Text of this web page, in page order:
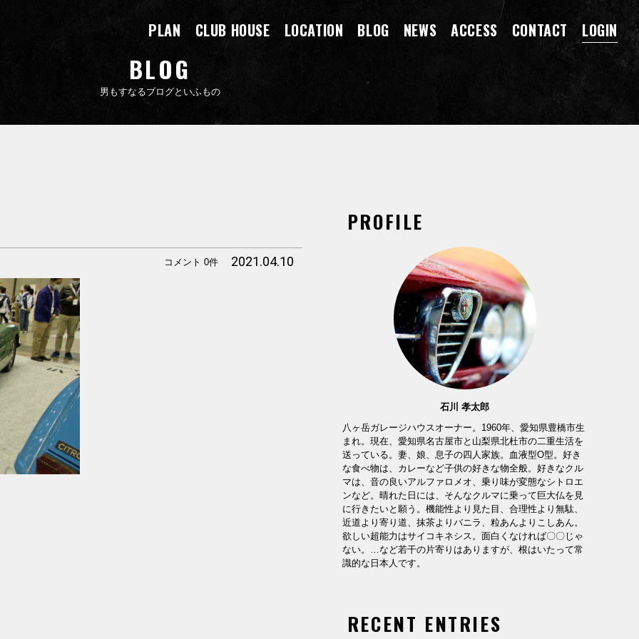
BLOG
男もすなるブログといふもの
PLAN CLUB HOUSE LOCATION BLOG NEWS ACCESS CONTACT LOGIN
2021.04.10
コメント 0件
PROFILE
石川 孝太郎
八ヶ岳ガレージハウスオーナー。1960年、愛知県豊橋市生
まれ。現在、愛知県名古屋市と山梨県北杜市の二重生活を
送っている。妻、娘、息子の四人家族。血液型O型。好き
な食べ物は、カレーなど子供の好きな物全般。好きなクル
マは、音の良いアルファロメオ、乗り味が変態なシトロエ
ンなど。晴れた日には、そんなクルマに乗って巨大仏を見
に行きたいと願う。機能性より見た目、合理性より無駄、
近道より寄り道、抹茶よりバニラ、粒あんよりこしあん。
欲しい超能力はサイコキネシス。面白くなければ〇〇じゃ
ない。…など若干の片寄りはありますが、根はいたって常
識的な日本人です。
RECENT ENTRIES